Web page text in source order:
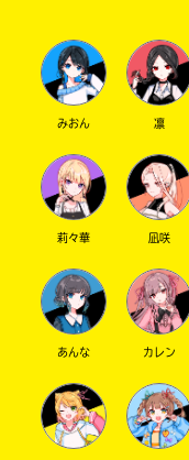
みおん 凛
莉々華 凪咲
あんな カレン